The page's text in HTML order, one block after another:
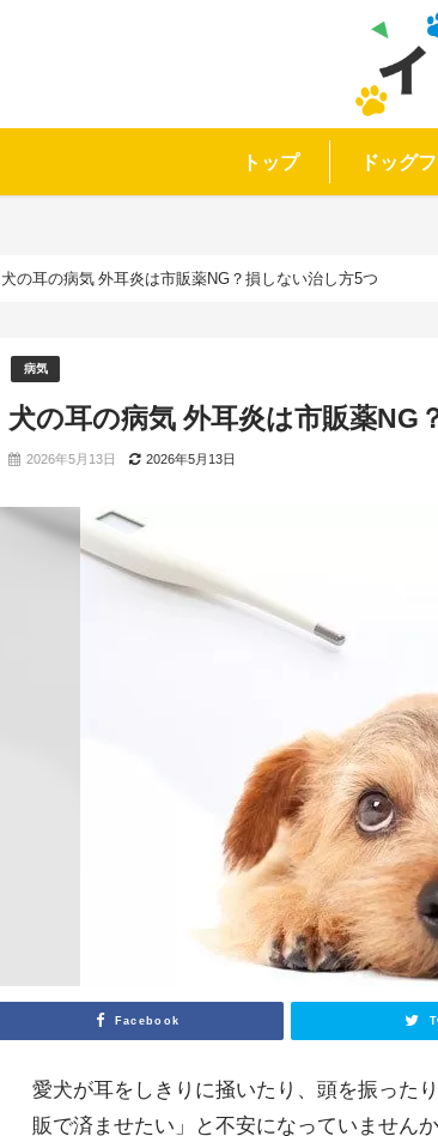
トップ ドッグ
犬の耳の病気 外耳炎は市販薬NG？損しない治し方5つ
病気
犬の耳の病気 外耳炎は市販薬NG
2026年5月13日 2026年5月13日
Facebook
愛犬が耳をしきりに掻いたり、頭を振った
販で済ませたい」と不安になっていません